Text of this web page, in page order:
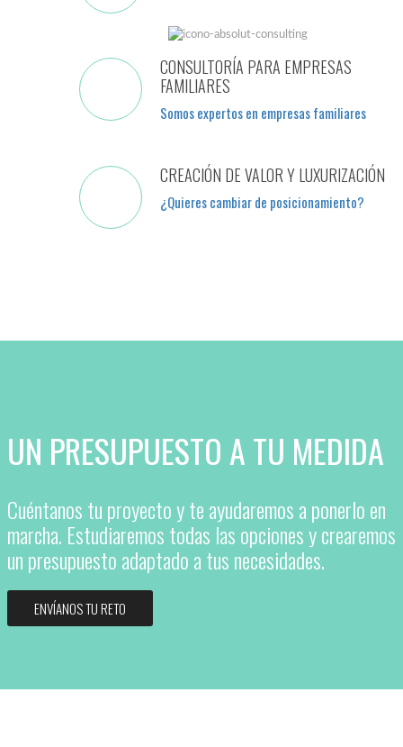
CONSULTORÍA PARA EMPRESAS
FAMILIARES
Somos expertos en empresas familiares
CREACIÓN DE VALOR Y LUXURIZACIÓN
¿Quieres cambiar de posicionamiento?
UN PRESUPUESTO A TU MEDIDA
Cuéntanos tu proyecto y te ayudaremos a ponerlo en
marcha. Estudiaremos todas las opciones y crearemos
un presupuesto adaptado a tus necesidades.
ENVÍANOS TU RETO